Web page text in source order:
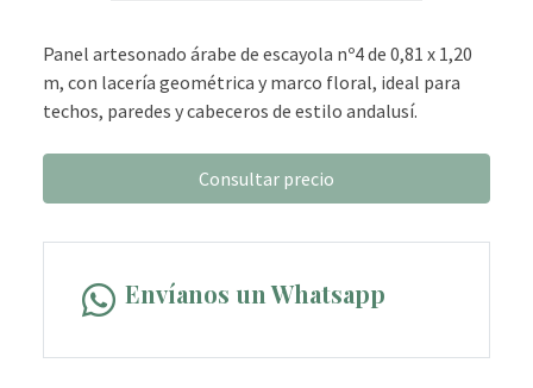
Panel artesonado árabe de escayola nº4 de 0,81 x 1,20
m, con lacería geométrica y marco floral, ideal para
techos, paredes y cabeceros de estilo andalusí.
Consultar precio
Envíanos un Whatsapp